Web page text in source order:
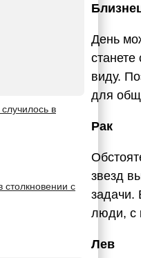
в
столкновении с
День
виду.
для
Рак
звезд
задачи.
люди, с
Лев